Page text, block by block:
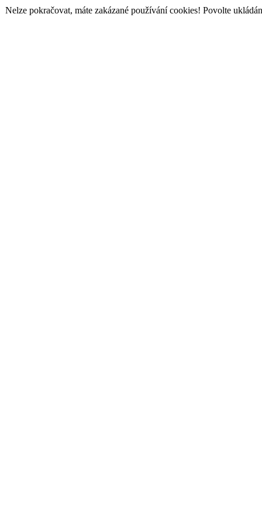
Nelze pokračovat, máte zakázané používání cookies! Povolte